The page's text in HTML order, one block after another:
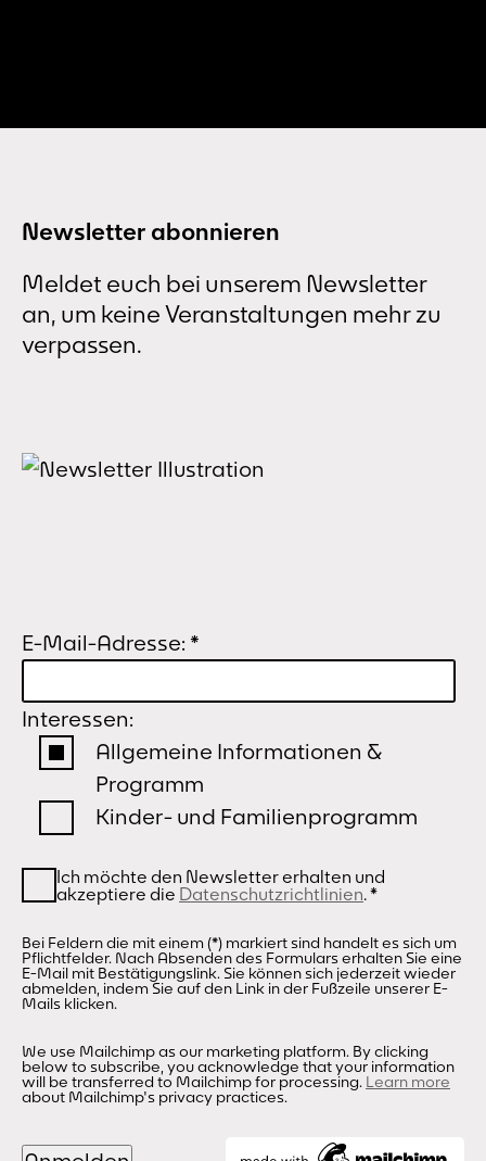
Newsletter abonnieren
Meldet euch bei unserem Newsletter
an, um keine Veranstaltungen mehr zu
verpassen.
E-Mail-Adresse: *
Interessen:
Allgemeine Informationen &
Programm
Kinder- und Familienprogramm
Ich möchte den Newsletter erhalten und
akzeptiere die Datenschutzrichtlinien.*
Bei Feldern die mit einem (*) markiert sind handelt es sich um
Pflichtfelder. Nach Absenden des Formulars erhalten Sie eine
E-Mail mit Bestätigungslink. Sie können sich jederzeit wieder
abmelden, indem Sie auf den Link in der Fußzeile unserer E-
Mails klicken.
We use Mailchimp as our marketing platform. By clicking
below to subscribe, you acknowledge that your information
will be transferred to Mailchimp for processing. Learn more
about Mailchimp's privacy practices.